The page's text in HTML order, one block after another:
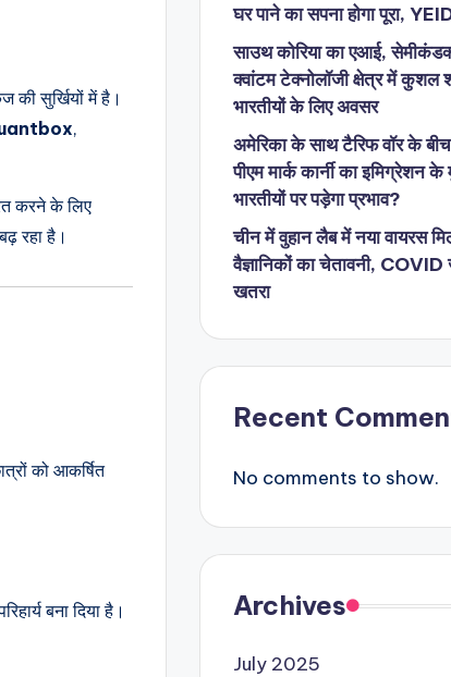
की सुर्खियों में है।
,
करने के लिए
रहा है।
को आकर्षित
बना दिया है।
घर पाने का सपना होगा पूरा,
साउथ कोरिया का एआई,
क्वांटम टेक्नोलॉजी क्षेत्र में कुशल
भारतीयों के लिए अवसर
अमेरिका के साथ टैरिफ वॉर के
पीएम मार्क कार्नी का इमिग्रेशन
भारतीयों पर पड़ेगा प्रभाव?
चीन में वुहान लैब में नया वायरस
वैज्ञानिकों का चेतावनी, COVID
खतरा
Recent
No comments to show.
Archives
July 2025